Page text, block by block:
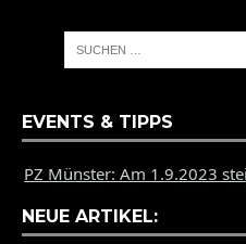
EVENTS & TIPPS
Am 1.9.2023 steigt das
NEUE ARTIKEL: